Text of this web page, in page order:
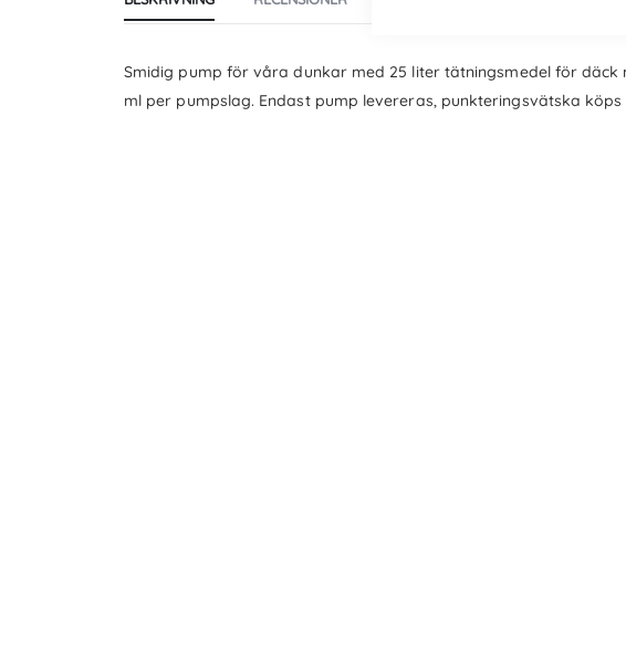
Smidig pump för våra dunkar med 25 liter tätningsmedel för däck
ml per pumpslag. Endast pump levereras, punkteringsvätska